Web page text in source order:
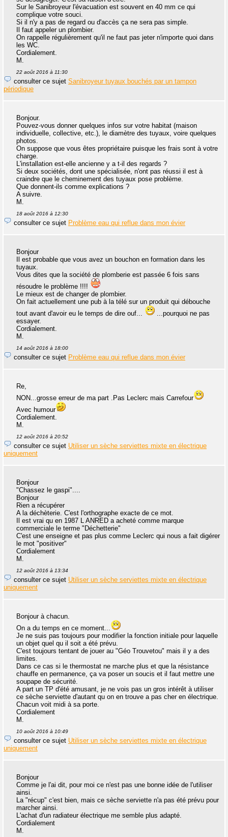
Sur le Sanibroyeur l'évacuation est souvent en 40 mm ce qui
complique votre souci.
Si il n'y a pas de regard ou d'accès ça ne sera pas simple.
Il faut appeler un plombier.
On rappelle régulièrement qu'il ne faut pas jeter n'importe quoi dans
les WC.
Cordialement.
M.
22 août 2016 à 11:30
consulter ce sujet Sanibroyeur tuyaux bouchés par un tampon
périodique
Bonjour.
Pouvez-vous donner quelques infos sur votre habitat (maison
individuelle, collective, etc.), le diamètre des tuyaux, voire quelques
photos.
On suppose que vous êtes propriétaire puisque les frais sont à votre
charge.
L'installation est-elle ancienne y a t-il des regards ?
Si deux sociétés, dont une spécialisée, n'ont pas réussi il est à
craindre que le cheminement des tuyaux pose problème.
Que donnent-ils comme explications ?
A suivre.
M.
18 août 2016 à 12:30
consulter ce sujet Problème eau qui reflue dans mon évier
Bonjour
Il est probable que vous avez un bouchon en formation dans les
tuyaux.
Vous dites que la société de plomberie est passée 6 fois sans
résoudre le problème !!!!
Le mieux est de changer de plombier.
On fait actuellement une pub à la télé sur un produit qui débouche
tout avant d'avoir eu le temps de dire ouf...
...pourquoi ne pas
essayer.
Cordialement.
M.
14 août 2016 à 18:00
consulter ce sujet Problème eau qui reflue dans mon évier
Re,
NON...grosse erreur de ma part .Pas Leclerc mais Carrefour
Avec humour
Cordialement.
M.
12 août 2016 à 20:52
consulter ce sujet Utiliser un sèche serviettes mixte en électrique
uniquement
Bonjour
"Chassez le gaspi"....
Bonjour
Rien a récupérer
A la déchèterie. C'est l'orthographe exacte de ce mot.
Il est vrai qu en 1987 L ANRED a acheté comme marque
commerciale le terme "Déchetterie"
C'est une enseigne et pas plus comme Leclerc qui nous a fait digérer
le mot "positiver"
Cordialement
M.
12 août 2016 à 13:34
consulter ce sujet Utiliser un sèche serviettes mixte en électrique
uniquement
Bonjour à chacun.
On a du temps en ce moment...
Je ne suis pas toujours pour modifier la fonction initiale pour laquelle
un objet quel qu il soit a été prévu.
C'est toujours tentant de jouer au "Géo Trouvetou" mais il y a des
limites.
Dans ce cas si le thermostat ne marche plus et que la résistance
chauffe en permanence, ça va poser un soucis et il faut mettre une
soupape de sécurité.
A part un TP d'été amusant, je ne vois pas un gros intérêt à utiliser
ce sèche serviette d'autant qu on en trouve a pas cher en électrique.
Chacun voit midi à sa porte.
Cordialement
M.
10 août 2016 à 10:49
consulter ce sujet Utiliser un sèche serviettes mixte en électrique
uniquement
Bonjour
Comme je l'ai dit, pour moi ce n'est pas une bonne idée de l'utiliser
ainsi.
La "récup" c'est bien, mais ce sèche serviette n'a pas été prévu pour
marcher ainsi.
L'achat d'un radiateur électrique me semble plus adapté.
Cordialement
M.